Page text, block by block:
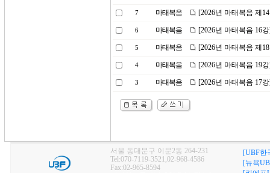
7 마태복음 [2026년 마태복음 제
6 마태복음 [2026년 마태복음 16
5 마태복음 [2026년 마태복음 제
4 마태복음 [2026년 마태복음 19
3 마태복음 [2026년 마태복음 17
서울 동대문구 이문2동 264-231
Tel:070-7119-3521,02-968-4586
Fax:02-965-8594
[UBF한
[뉴욕